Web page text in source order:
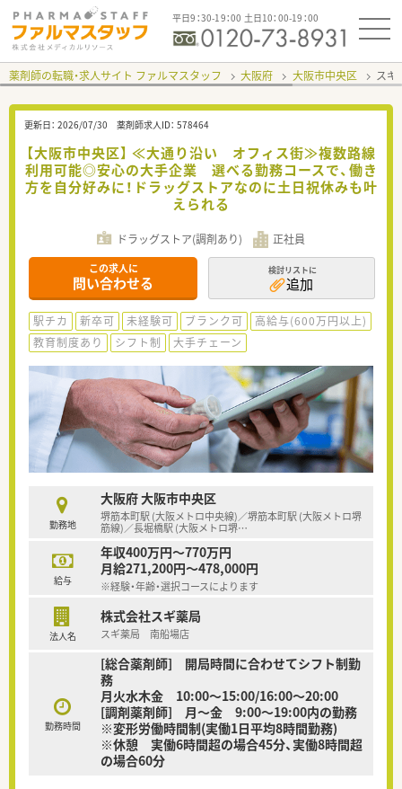
平日9：30-19：00 土日10：00-19：00
薬剤師の転職・求人サイト ファルマスタッフ 大阪府 大阪市中央区 ス
更新日： 2026/07/30 薬剤師求人ID： 578464
【大阪市中央区】 ≪大通り沿い オフィス街≫複数路線
利用可能◎安心の大手企業 選べる勤務コースで、働き
方を自分好みに！ドラッグストアなのに土日祝休みも叶
えられる
ドラッグストア(調剤あり) 正社員
この求人に
問い合わせる
検討リストに
追加
駅チカ 新卒可 未経験可 ブランク可
高給与(600万円以上)
教育制度あり
シフト制 大手チェーン
勤務地
大阪府 大阪市中央区
堺筋本町駅 (大阪メトロ中央線)／堺筋本町駅 (大阪メトロ堺
筋線)／長堀橋駅 (大阪メトロ堺…
給与
年収400万円～770万円
月給271,200円～478,000円
※経験・年齢・選択コースによります
法人名
株式会社スギ薬局
スギ薬局 南船場店
勤務時間
[総合薬剤師] 開局時間に合わせてシフト制勤
務
月火水木金 10:00〜15:00/16:00〜20:00
[調剤薬剤師] 月～金 9:00～19:00内の勤務
※変形労働時間制(実働1日平均8時間勤務)
※休憩 実働6時間超の場合45分、実働8時間超
の場合60分